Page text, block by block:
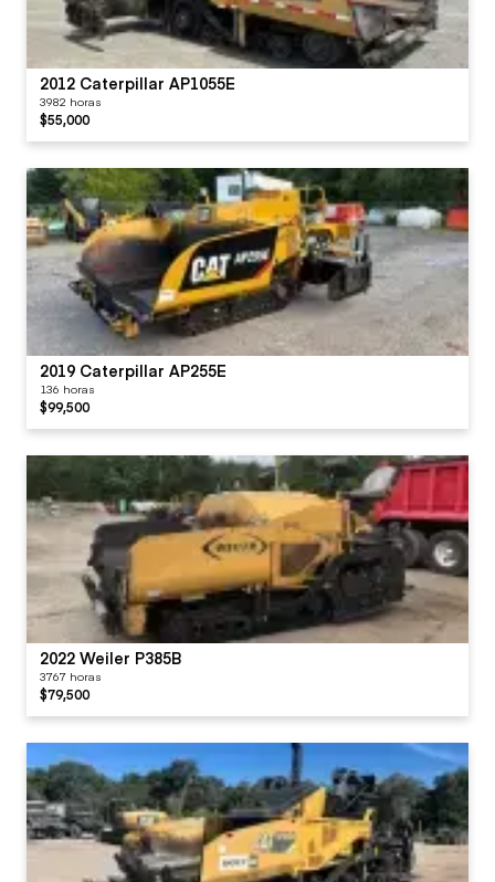
2012 Caterpillar AP1055E
3982 horas
$55,000
2019 Caterpillar AP255E
136 horas
$99,500
2022 Weiler P385B
3767 horas
$79,500